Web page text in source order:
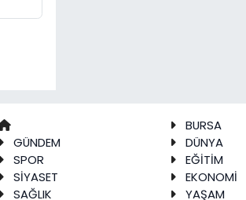
BURSA
GÜNDEM
DÜNYA
SPOR
EĞİTİM
SİYASET
EKONOMİ
SAĞLIK
YAŞAM